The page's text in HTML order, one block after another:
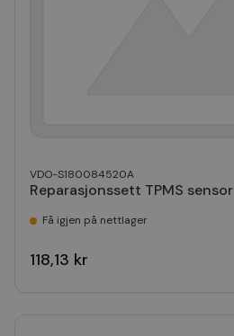
VDO-S180084520A
Reparasjonssett TPMS sensor
Få igjen på nettlager
118,13 kr